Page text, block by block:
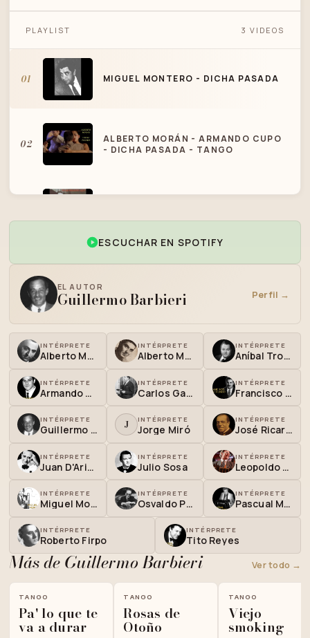
MIGUEL MONTERO - DICHA PASADA
PLAYLIST 3 VIDEOS
01 MIGUEL MONTERO - DICHA PASADA
02
ALBERTO MORÁN - ARMANDO CUPO
- DICHA PASADA - TANGO
ESCUCHAR EN SPOTIFY
EL AUTOR
Guillermo Barbieri Perfil →
INTÉRPRETE
Alberto Mancione
INTÉRPRETE
Alberto Morán
INTÉRPRETE
Aníbal Troilo
INTÉRPRETE
Armando Cupo
INTÉRPRETE
Carlos Gardel
INTÉRPRETE
Francisco Rotundo
INTÉRPRETE
Guillermo Barbieri J INTÉRPRETE
Jorge Miró
INTÉRPRETE
José Ricardo
INTÉRPRETE
Juan D'Arienzo
INTÉRPRETE
Julio Sosa
INTÉRPRETE
Leopoldo Federico
INTÉRPRETE
Miguel Montero
INTÉRPRETE
Osvaldo Pugliese
INTÉRPRETE
Pascual Mamone
INTÉRPRETE
Roberto Firpo
INTÉRPRETE
Tito Reyes
Más de Guillermo Barbieri Ver todo →
TANGO
Pa' lo que te
va a durar
TANGO
Rosas de
Otoño
TANGO
Viejo
smoking